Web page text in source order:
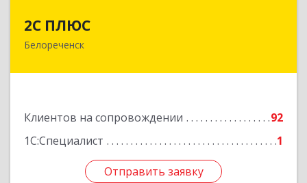
2С ПЛЮС
Белореченск
Клиентов на сопровождении
92
1С:Специалист
1
Отправить заявку
352630, Краснодарский край, Белореченский р-
Отправить заявку